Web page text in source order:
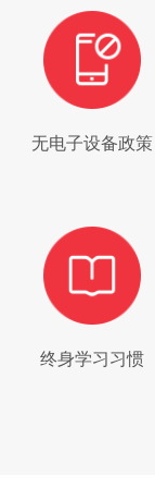
无电子设备政策
终身学习习惯